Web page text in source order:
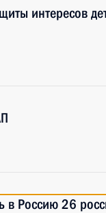
интересов
в Россию 26